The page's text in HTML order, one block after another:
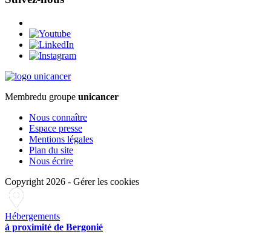
Membredu groupe unicancer
Nous connaître
Espace presse
Mentions légales
Plan du site
Nous écrire
Copyright 2026 - Gérer les cookies
Hébergements
à proximité de Bergonié